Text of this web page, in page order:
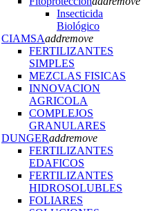
Insecticida
Biológico
CIAMSAaddremove
FERTILIZANTES
SIMPLES
MEZCLAS FISICAS
INNOVACION
AGRICOLA
COMPLEJOS
GRANULARES
DUNGERaddremove
FERTILIZANTES
EDAFICOS
FERTILIZANTES
HIDROSOLUBLES
FOLIARES